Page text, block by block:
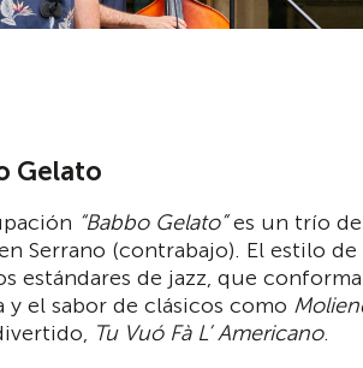
Gelato
“Babbo Gelato”es un trío de
Serrano (contrabajo). El estilo
estándares de jazz, que
y el sabor de clásicos como
Tu Vuó Fà L’ Americano.